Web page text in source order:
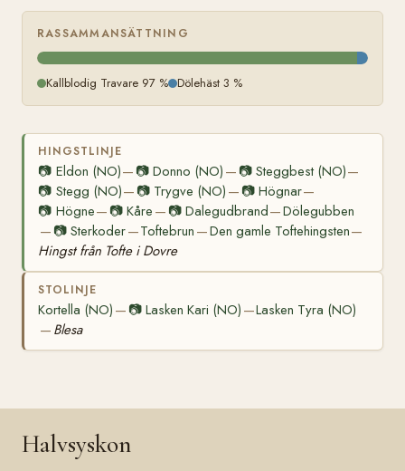
RASSAMMANSÄTTNING
Kallblodig Travare 97 % Dölehäst 3 %
HINGSTLINJE
📷 Eldon (NO)— 📷Donno (NO) — 📷 Steggbest (NO)—
📷 Stegg (NO)— 📷 Trygve (NO) — 📷 Högnar—
📷 Högne— 📷Kåre — 📷 Dalegudbrand—Dölegubben
— 📷Sterkoder—Toftebrun —Den gamle Toftehingsten—
Hingst från Tofte i Dovre
STOLINJE
Kortella (NO) — 📷Lasken Kari (NO) —Lasken Tyra (NO)
— Blesa
Halvsyskon